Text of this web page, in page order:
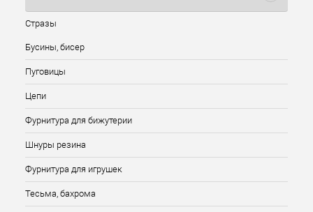
Стразы
Бусины, бисер
Пуговицы
Цепи
Фурнитура для бижутерии
Шнуры резина
Фурнитура для игрушек
Тесьма, бахрома